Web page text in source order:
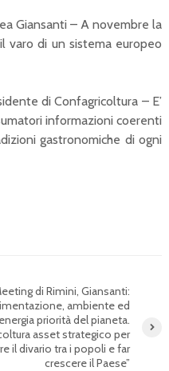
Giansanti – A novembre la
varo di un sistema europeo
di Confagricoltura – E’
informazioni coerenti
gastronomiche di ogni
di Rimini, Giansanti:
ambiente ed
energia priorità del pianeta.
asset strategico per
il divario tra i popoli e far
crescere il Paese”